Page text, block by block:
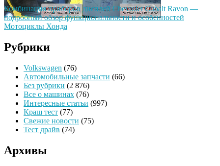
Комбинация приборов дисплей Chevrolet Cobalt Ravon —
подробный обзор функциональности и особенностей
Мотоциклы Хонда
Рубрики
Volkswagen (76)
Автомобильные запчасти (66)
Без рубрики (2 876)
Все о машинах (76)
Интересные статьи (997)
Краш тест (77)
Свежие новости (75)
Тест драйв (74)
Архивы